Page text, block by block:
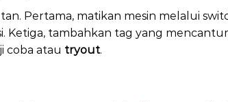
Pertama, matikan mesin melalui
Ketiga, tambahkan tag yang
coba atau tryout.